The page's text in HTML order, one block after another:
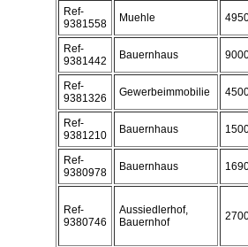
Ref-
9381558
Muehle
Ref-
9381442
Bauernhaus
Ref-
9381326
Gewerbeimmobilie
Ref-
9381210
Bauernhaus
Ref-
9380978
Bauernhaus
Ref-
9380746
Aussiedlerhof,
Bauernhof